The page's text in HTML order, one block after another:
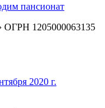
пансионат
1205000063135
2020 г.